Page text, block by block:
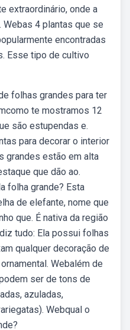
extraordinário, onde a
4 plantas que se
encontradas
Esse tipo de cultivo
folhas grandes para ter
te mostramos 12
são estupendas e.
para decorar o interior
grandes estão em alta
que dão ao.
folha grande? Esta
de elefante, nome que
que. É nativa da região
tudo: Ela possui folhas
qualquer decoração de
Webalém de
ser de tons de
azuladas,
Webqual o